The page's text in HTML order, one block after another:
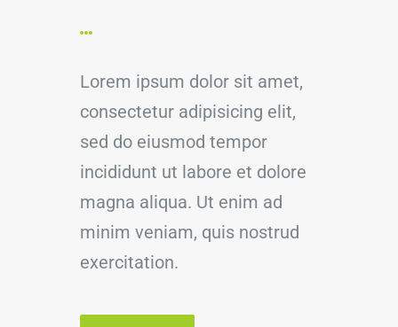
Lorem ipsum dolor sit amet,
consectetur adipisicing elit,
sed do eiusmod tempor
incididunt ut labore et dolore
magna aliqua. Ut enim ad
minim veniam, quis nostrud
exercitation.